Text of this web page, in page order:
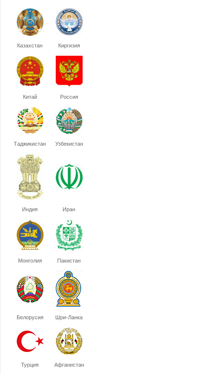
Казахстан Киргизия
Китай Россия
Таджикистан Узбекистан
Индия Иран
Монголия Пакистан
Белорусия Шри-Ланка
Турция Афганистан